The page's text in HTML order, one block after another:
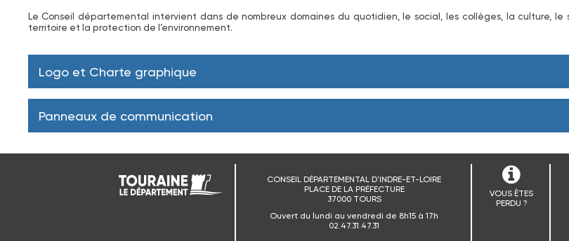
Le Conseil départemental intervient dans de nombreux domaines du quotidien, le social, les collèges, la culture, le
territoire et la protection de l’environnement.
Logo et Charte graphique
Panneaux de communication
CONSEIL DÉPARTEMENTAL D'INDRE-ET-LOIRE
PLACE DE LA PRÉFECTURE
37000 TOURS
Ouvert du lundi au vendredi de 8h15 à 17h
02.47.31.47.31
VOUS ÊTES
PERDU ?